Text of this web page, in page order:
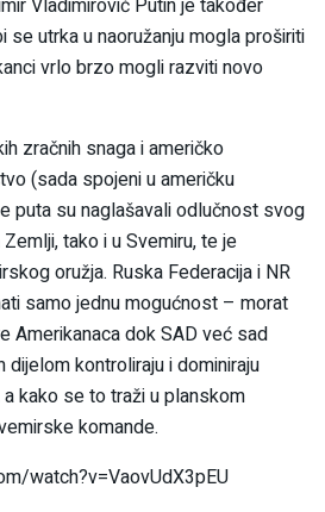
Vladimirovič Putin je također
se utrka u naoružanju mogla proširiti
vrlo brzo mogli razviti novo
zračnih snaga i američko
(sada spojeni u američku
puta su naglašavali odlučnost svog
tako i u Svemiru, te je
oružja. Ruska Federacija i NR
samo jednu mogućnost – morat
Amerikanaca dok SAD već sad
dijelom kontroliraju i dominiraju
kako se to traži u planskom
komande.
watch?v=VaovUdX3pEU